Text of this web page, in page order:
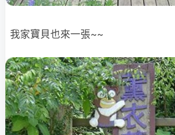
我家寶貝也來一張~~